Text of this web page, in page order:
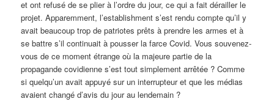
et ont refusé de se plier à l’ordre du jour, ce qui a fait dérailler le
projet. Apparemment, l’establishment s’est rendu compte qu’il y
avait beaucoup trop de patriotes prêts à prendre les armes et à
se battre s’il continuait à pousser la farce Covid. Vous souvenez-
vous de ce moment étrange où la majeure partie de la
propagande covidienne s’est tout simplement arrêtée ? Comme
si quelqu’un avait appuyé sur un interrupteur et que les médias
avaient changé d’avis du jour au lendemain ?